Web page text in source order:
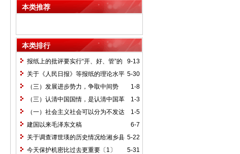
本类推荐
本类排行
9-13
报纸上的批评要实行“开、好、管”的
方针*
5-30
关于《人民日报》等报纸的理论水平
的批语〔1〕
1-8
（三）发展进步势力，争取中间势
力，孤立顽固势力
1-3
（三）认清中国国情，是认清中国革
命一切问题的基本依据
1-5
（一）社会主义社会可以分为不发达
和比较发达两个阶段
6-7
建国以来毛泽东文稿
5-22
关于调查谭世瑛的历史情况给湘乡县
委的信和给谭世瑛的复信
5-31
今天保护机密比过去更重要〔1〕